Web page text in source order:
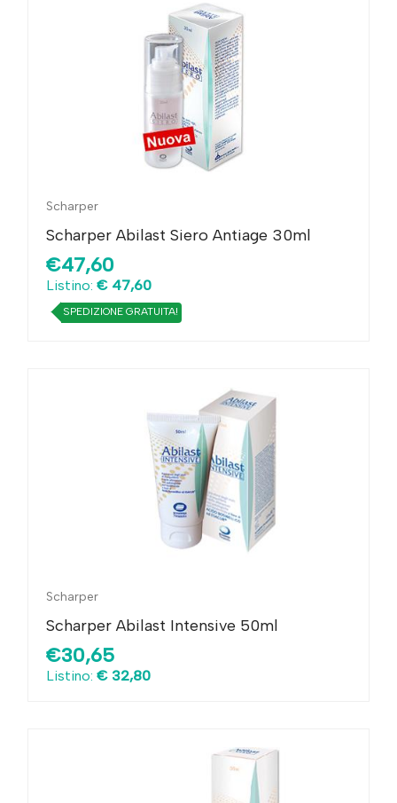
Scharper
Scharper Abilast Siero Antiage 30ml
€47,60
Listino: € 47,60
SPEDIZIONE GRATUITA!
Scharper
Scharper Abilast Intensive 50ml
€30,65
Listino: € 32,80